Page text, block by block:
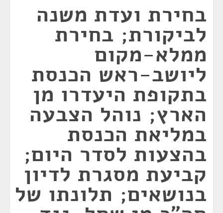
בחירת ועדת משנה
לביקורת; בחירת
ממלא-מקום
ליושב-ראש הכנסת
בתקופת היעדרו מן
הארץ; נוהל הצבעה
במליאת הכנסת
בהצעות לסדר היום;
קביעת מסגרת לדיון
בנושאים; תלונתו של